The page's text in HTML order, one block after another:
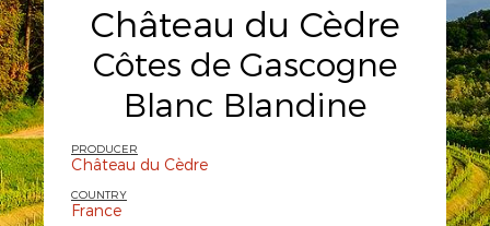
Château du Cèdre
Côtes de Gascogne
Blanc Blandine
PRODUCER
Château du Cèdre
COUNTRY
France